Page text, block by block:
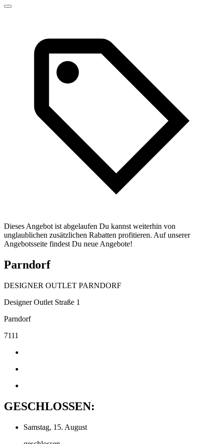
Dieses Angebot ist abgelaufen Du kannst weiterhin von
unglaublichen zusätzlichen Rabatten profitieren. Auf unserer
Angebotsseite findest Du neue Angebote!
Parndorf
DESIGNER OUTLET PARNDORF
Designer Outlet Straße 1
Parndorf
7111
GESCHLOSSEN:
Samstag, 15. August